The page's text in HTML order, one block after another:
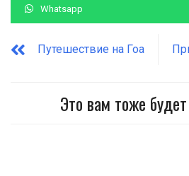
Whatsapp
Путешествие на Гоа
Это вам тоже